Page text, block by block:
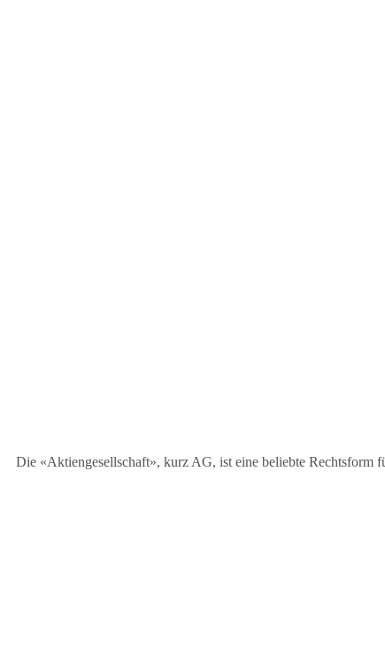
Die «Aktiengesellschaft», kurz AG, ist eine beliebte Rechtsform